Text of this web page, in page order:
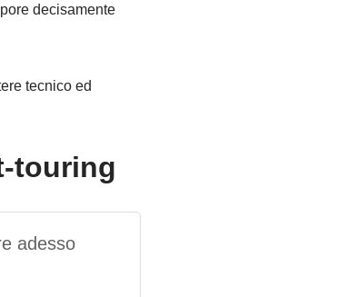
decisamente
tecnico ed
touring
adesso